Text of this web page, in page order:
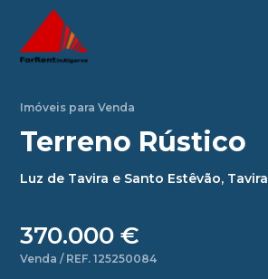
Imóveis para Venda
Terreno Rústico
Luz de Tavira e Santo Estêvão, Tavira
370.000 €
Venda / REF. 125250084